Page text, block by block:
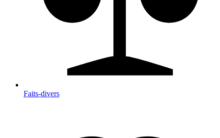
Faits-divers